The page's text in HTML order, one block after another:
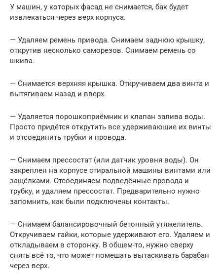
У машин, у которых фасад не снимается, бак будет
извлекаться через верх корпуса.
— Удаляем ремень привода. Снимаем заднюю крышку,
открутив несколько саморезов. Снимаем ремень со
шкива.
— Снимается верхняя крышка. Откручиваем два винта и
вытягиваем назад и вверх.
— Удаляется порошкоприёмник и клапан залива воды.
Просто придётся открутить все удерживающие их винты
и отсоединить трубки и провода.
— Снимаем прессостат (или датчик уровня воды). Он
закреплен на корпусе стиральной машины винтами или
защёлками. Отсоединяем подведённые провода и
трубку, и удаляем прессостат. Предварительно нужно
запомнить, как были подключены контакты.
— Снимаем балансировочный бетонный утяжелитель.
Откручиваем гайки, которые удерживают его. Удаляем и
откладываем в сторонку. В общем-то, нужно сверху
снять всё то, что может помешать вытаскивать барабан
через верх.